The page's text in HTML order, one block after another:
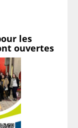
les
ouvertes